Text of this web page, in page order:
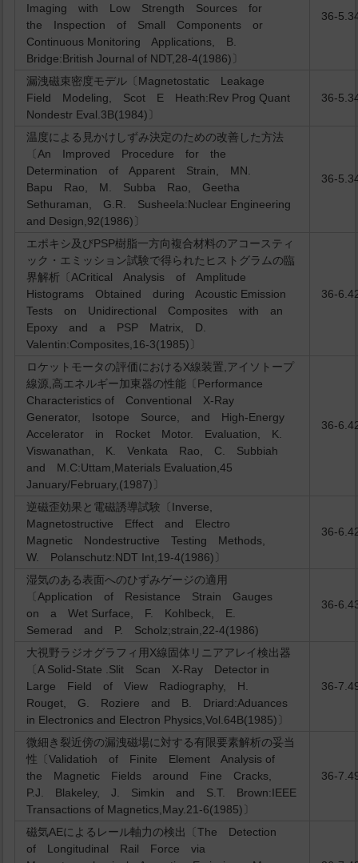
Imaging with Low Strength Sources for
the Inspection of Small Components or
Continuous Monitoring Applications, B.
Bridge:British Journal of NDT,28-4(1986)〕
36-
漏洩磁束密度モデル〔Magnetostatic Leakage
Field Modeling, Scot E Heath:Rev Prog Quant
Nondestr Eval.3B(1984)〕
36-
温度による見かけしずみ決定のための改善した方法
〔An Improved Procedure for the
Determination of Apparent Strain, MN.
Bapu Rao, M. Subba Rao, Geetha
Sethuraman, G.R. Susheela:Nuclear Engineering
and Design,92(1986)〕
36-
エポキシ及びPSP樹脂一方向複合材料のアコースティ
ック・エミッション試験で得られたヒストグラムの臨
界解析〔ACritical Analysis of Amplitude
Histograms Obtained during Acoustic Emission
Tests on Unidirectional Composites with an
Epoxy and a PSP Matrix, D.
Valentin:Composites,16-3(1985)〕
36-
ロケットモータの評価におけるX線装置,アイソトープ
線源,高エネルギー加東器の性能〔Performance
Characteristics of Conventional X-Ray
Generator, Isotope Source, and High-Energy
Accelerator in Rocket Motor. Evaluation, K.
Viswanathan, K. Venkata Rao, C. Subbiah
and M.C:Uttam,Materials Evaluation,45
January/February,(1987)〕
36-
逆磁歪効果と電磁誘導試験〔Inverse,
Magnetostructive Effect and Electro
Magnetic Nondestructive Testing Methods,
W. Polanschutz:NDT Int,19-4(1986)〕
36-
湿気のある表面へのひずみゲージの適用
〔Application of Resistance Strain Gauges
on a Wet Surface, F. Kohlbeck, E.
Semerad and P. Scholz;strain,22-4(1986)
36-
大視野ラジオグラフィ用X線固体リニアアレイ検出器
〔A Solid-State .Slit Scan X-Ray Detector in
Large Field of View Radiography, H.
Rouget, G. Roziere and B. Driard:Aduances
in Electronics and Electron Physics,Vol.64B(1985)〕
36-
微細き裂近傍の漏洩磁場に対する有限要素解析の妥当
性〔Validatioh of Finite Element Analysis of
the Magnetic Fields around Fine Cracks,
P.J. Blakeley, J. Simkin and S.T. Brown:IEEE
Transactions of Magnetics,May.21-6(1985)〕
36-
磁気AEによるレール軸力の検出〔The Detection
of Longitudinal Rail Force via